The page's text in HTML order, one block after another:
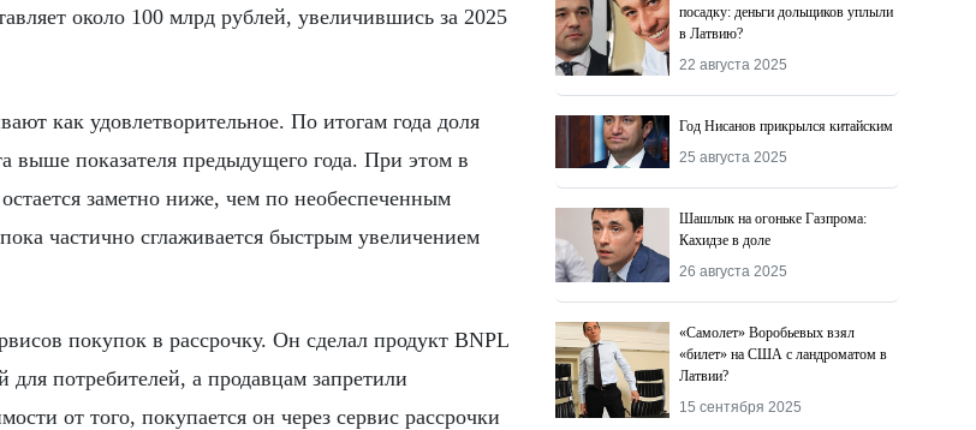
около 100 млрд рублей, увеличившись за 2025
как удовлетворительное. По итогам года доля
выше показателя предыдущего года. При этом в
заметно ниже, чем по необеспеченным
частично сглаживается быстрым увеличением
покупок в рассрочку. Он сделал продукт BNPL
для потребителей, а продавцам запретили
от того, покупается он через сервис рассрочки
посадку: деньги дольщиков уплыли
в Латвию?
22 августа 2025
Год Нисанов прикрылся китайским
25 августа 2025
Шашлык на огоньке Газпрома:
Кахидзе в доле
26 августа 2025
«Самолет» Воробьевых взял
«билет» на США с ландроматом в
Латвии?
15 сентября 2025